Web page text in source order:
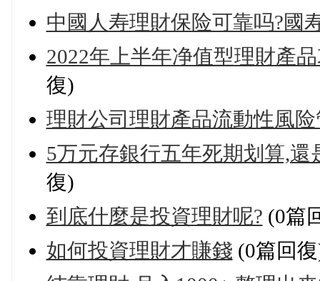
中國人寿理財保险可靠吗?國
2022年上半年净值型理財產
復)
理財公司理財產品流動性風
5万元存銀行五年死期划算,
復)
到底什麼是投資理財呢? (0篇
如何投資理財才賺錢 (0篇回